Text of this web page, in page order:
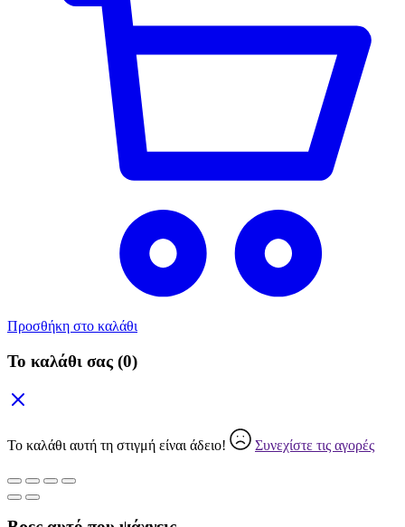
Προσθήκη στο καλάθι
Το καλάθι σας (0)
Το καλάθι αυτή τη στιγμή είναι άδειο! Συνεχίστε τις αγορές